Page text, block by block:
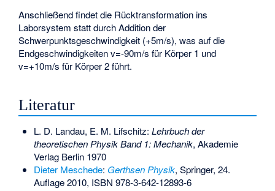
Anschließend findet die Rücktransformation ins
Laborsystem statt durch Addition der
Schwerpunktsgeschwindigkeit (+5m/s), was auf die
Endgeschwindigkeiten v=-90m/s für Körper 1 und
v=+10m/s für Körper 2 führt.
Literatur
L. D. Landau, E. M. Lifschitz: Lehrbuch der
theoretischen Physik Band 1: Mechanik, Akademie
Verlag Berlin 1970
Dieter Meschede: Gerthsen Physik, Springer, 24.
Auflage 2010, ISBN 978-3-642-12893-6